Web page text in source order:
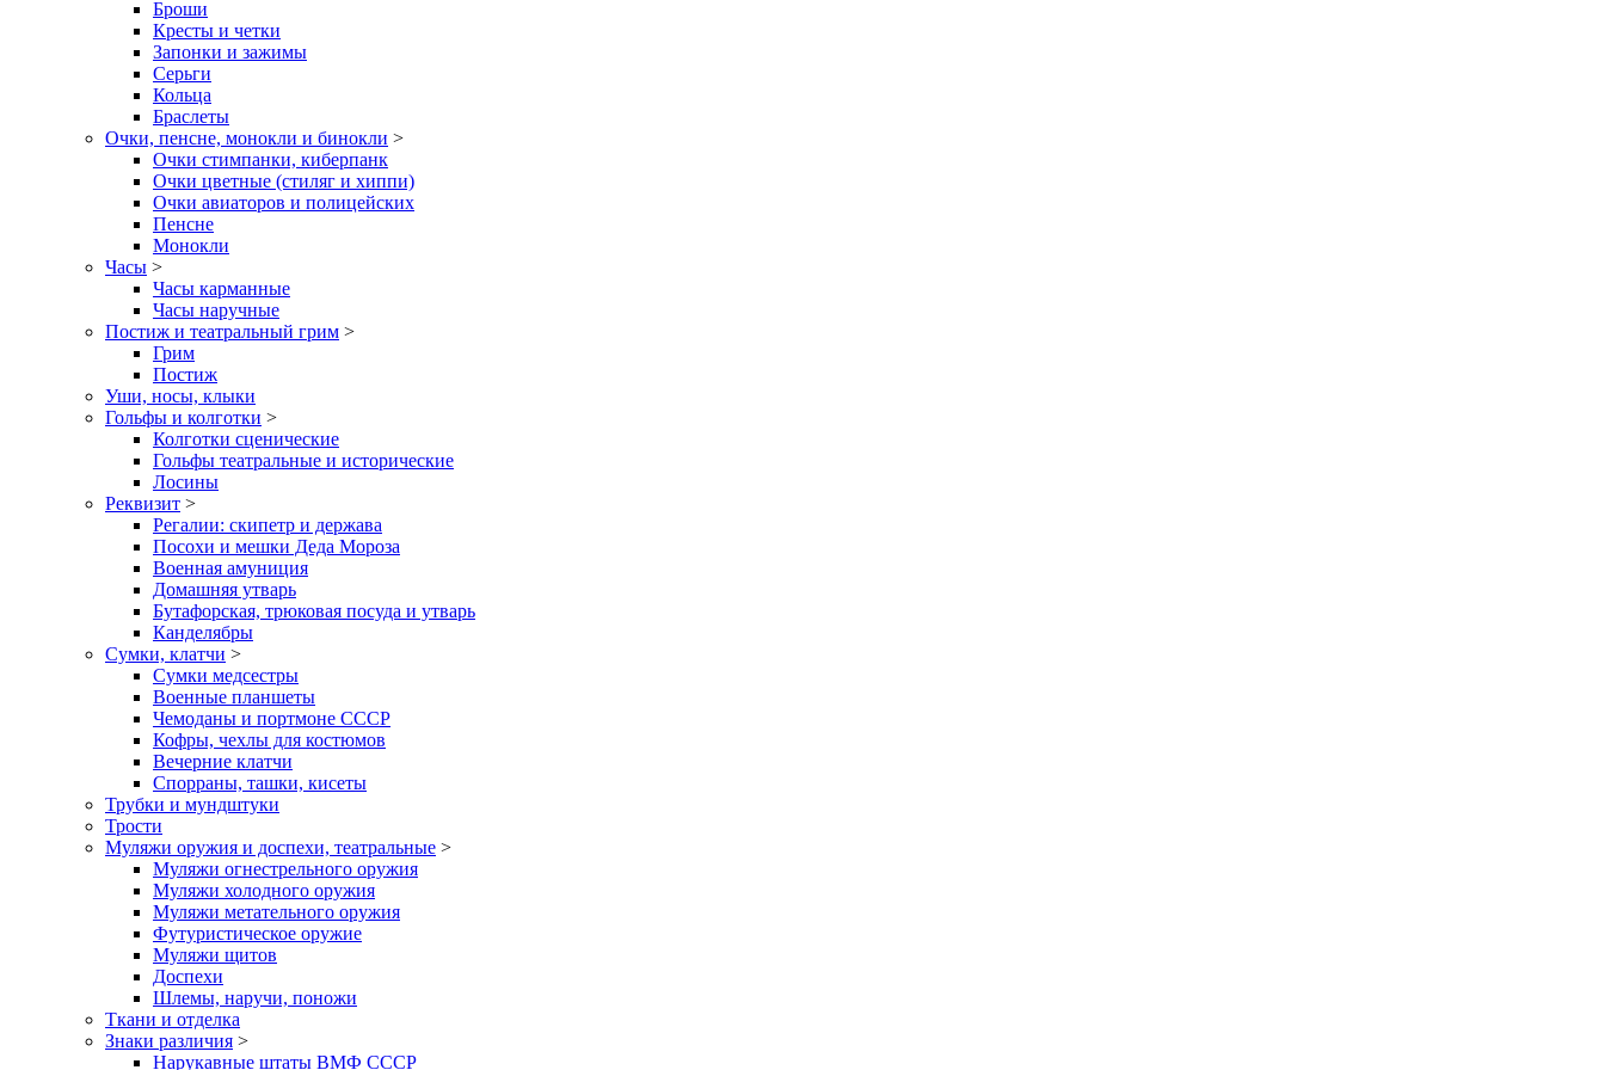
Броши
Кресты и четки
Запонки и зажимы
Серьги
Кольца
Браслеты
Очки, пенсне, монокли и бинокли >
Очки стимпанки, киберпанк
Очки цветные (стиляг и хиппи)
Очки авиаторов и полицейских
Пенсне
Монокли
Часы >
Часы карманные
Часы наручные
Постиж и театральный грим >
Грим
Постиж
Уши, носы, клыки
Гольфы и колготки >
Колготки сценические
Гольфы театральные и исторические
Лосины
Реквизит >
Регалии: скипетр и держава
Посохи и мешки Деда Мороза
Военная амуниция
Домашняя утварь
Бутафорская, трюковая посуда и утварь
Канделябры
Сумки, клатчи >
Сумки медсестры
Военные планшеты
Чемоданы и портмоне СССР
Кофры, чехлы для костюмов
Вечерние клатчи
Спорраны, ташки, кисеты
Трубки и мундштуки
Трости
Муляжи оружия и доспехи, театральные >
Муляжи огнестрельного оружия
Муляжи холодного оружия
Муляжи метательного оружия
Футуристическое оружие
Муляжи щитов
Доспехи
Шлемы, наручи, поножи
Ткани и отделка
Знаки различия >
Нарукавные штаты ВМФ СССР